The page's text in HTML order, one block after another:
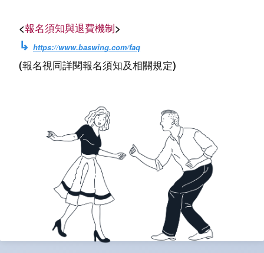
<報名須知與退費機制>
↳ https://www.baswing.com/faq
(報名視同詳閱報名須知及相關規定)